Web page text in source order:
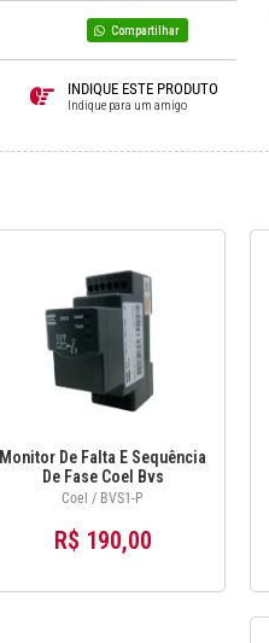
Compartilhar
INDIQUE ESTE PRODUTO
Indique para um amigo
Monitor De Falta E Sequência
De Fase Coel Bvs
208~480vca
Coel / BVS1-P
R$ 190,00